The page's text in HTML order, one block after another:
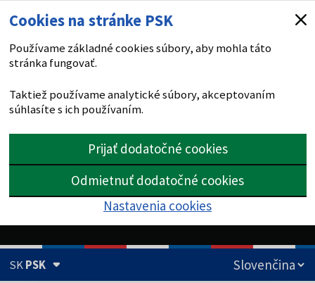
Cookies na stránke PSK
Používame základné cookies súbory, aby mohla táto
stránka fungovať.
Taktiež používame analytické súbory, akceptovaním
súhlasíte s ich používaním.
Prijať dodatočné cookies
Odmietnuť dodatočné cookies
Nastavenia cookies
SKPSK